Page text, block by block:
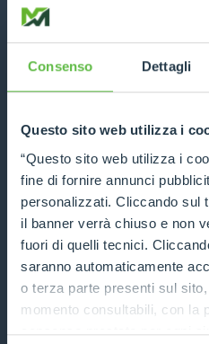
Consenso Dettagli
Questo sito web utilizza i
“Questo sito web utilizza i
fine di fornire annunci
personalizzati. Cliccando sul
il banner verrà chiuso e non
fuori di quelli tecnici.
saranno automaticamente
o terza parte presenti sul
momento consultabili, con la
consenso prestato per ogni
7200